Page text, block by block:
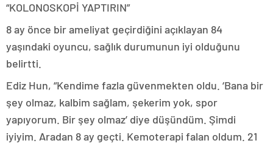
“KOLONOSKOPİ YAPTIRIN”
8 ay önce bir ameliyat geçirdiğini açıklayan 84
yaşındaki oyuncu, sağlık durumunun iyi olduğunu
belirtti.
Ediz Hun, “Kendime fazla güvenmekten oldu. ‘Bana bir
şey olmaz, kalbim sağlam, şekerim yok, spor
yapıyorum. Bir şey olmaz’ diye düşündüm. Şimdi
iyiyim. Aradan 8 ay geçti. Kemoterapi falan oldum. 21